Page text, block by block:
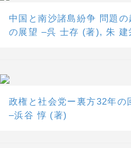
中国と南沙諸島紛争 問題
の展望 –呉 士存 (著), 朱 建
政権と社会党ー裏方32年
–浜谷 惇 (著)